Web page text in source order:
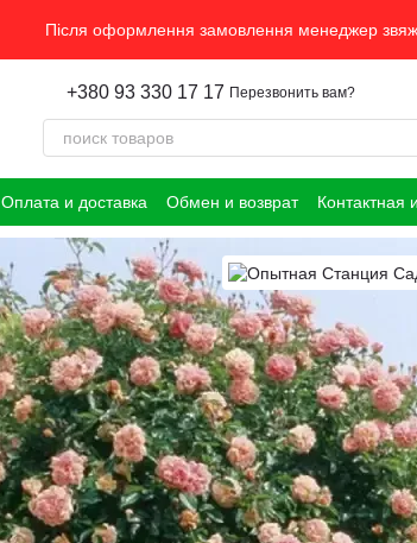
Після оформлення замовлення менеджер
+380 93 330 17 17 Перезвонить вам?
Оплата и доставка Обмен и возврат